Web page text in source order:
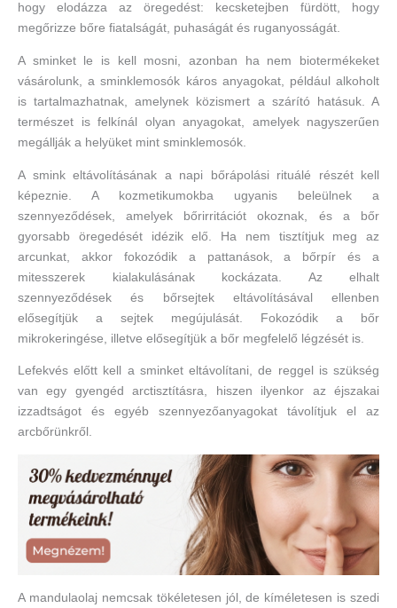
hogy elodázza az öregedést: kecsketejben fürdött, hogy
megőrizze bőre fiatalságát, puhaságát és ruganyosságát.
A sminket le is kell mosni, azonban ha nem biotermékeket
vásárolunk, a sminklemosók káros anyagokat, például alkoholt
is tartalmazhatnak, amelynek közismert a szárító hatásuk. A
természet is felkínál olyan anyagokat, amelyek nagyszerűen
megállják a helyüket mint sminklemosók.
A smink eltávolításának a napi bőrápolási rituálé részét kell
képeznie. A kozmetikumokba ugyanis beleülnek a
szennyeződések, amelyek bőrirritációt okoznak, és a bőr
gyorsabb öregedését idézik elő. Ha nem tisztítjuk meg az
arcunkat, akkor fokozódik a pattanások, a bőrpír és a
mitesszerek kialakulásának kockázata. Az elhalt
szennyeződések és bőrsejtek eltávolításával ellenben
elősegítjük a sejtek megújulását. Fokozódik a bőr
mikrokeringése, illetve elősegítjük a bőr megfelelő légzését is.
Lefekvés előtt kell a sminket eltávolítani, de reggel is szükség
van egy gyengéd arctisztításra, hiszen ilyenkor az éjszakai
izzadtságot és egyéb szennyezőanyagokat távolítjuk el az
arcbőrünkről.
A mandulaolaj nemcsak tökéletesen jól, de kíméletesen is szedi